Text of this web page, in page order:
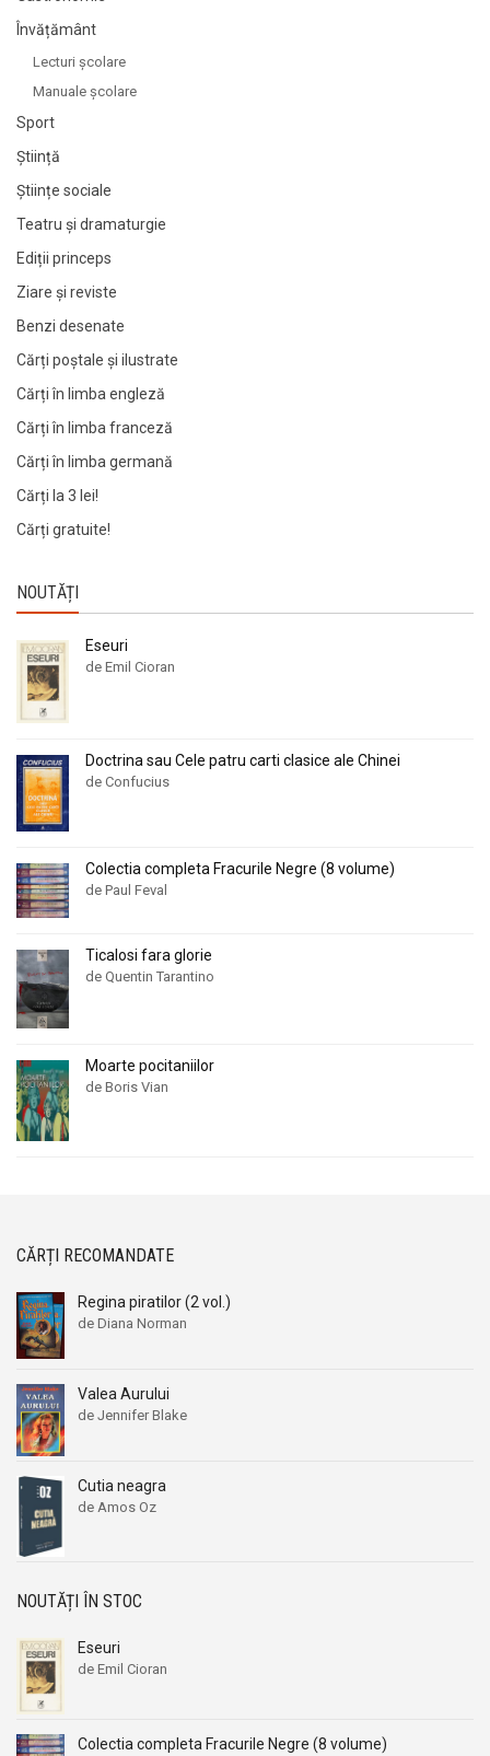
Învățământ
Lecturi şcolare
Manuale şcolare
Sport
Știință
Științe sociale
Teatru și dramaturgie
Ediții princeps
Ziare şi reviste
Benzi desenate
Cărți poștale și ilustrate
Cărți în limba engleză
Cărți în limba franceză
Cărți în limba germană
Cărți la 3 lei!
Cărți gratuite!
NOUTĂȚI
Eseuri
de Emil Cioran
Doctrina sau Cele patru carti clasice ale Chinei
de Confucius
Colectia completa Fracurile Negre (8 volume)
de Paul Feval
Ticalosi fara glorie
de Quentin Tarantino
Moarte pocitaniilor
de Boris Vian
CĂRȚI RECOMANDATE
Regina piratilor (2 vol.)
de Diana Norman
Valea Aurului
de Jennifer Blake
Cutia neagra
de Amos Oz
NOUTĂȚI ÎN STOC
Eseuri
de Emil Cioran
Colectia completa Fracurile Negre (8 volume)